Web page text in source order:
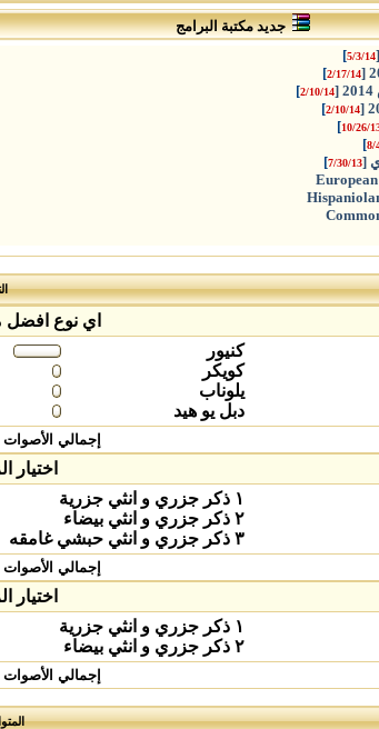
جديد مكتبة البرامج
اي نوع افضل
كنيور
كويكر
يلوناب
دبل يو هيد
إجمالي الأصوات :
اختيار
١ ذكر جزري و انثي جزرية
٢ ذكر جزري و انثي بيضاء
٣ ذكر جزري و انثي حبشي غامقه
إجمالي الأصوات
اختيار
١ ذكر جزري و انثي جزرية
٢ ذكر جزري و انثي بيضاء
إجمالي الأصوات :